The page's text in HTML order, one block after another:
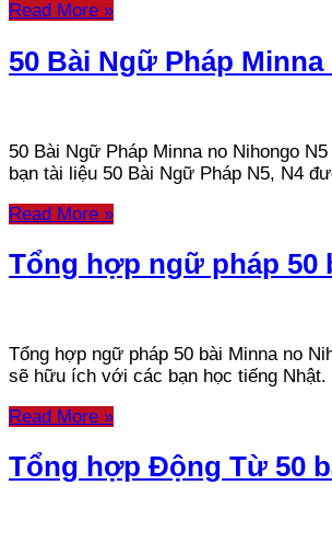
Read More »
50 Bài Ngữ Pháp
50 Bài Ngữ Pháp Minna no Nihongo
bạn tài liệu 50 Bài Ngữ Pháp N5, N4
Read More »
Tổng hợp ngữ pháp 50
Tổng hợp ngữ pháp 50 bài Minna no
sẽ hữu ích với các bạn học tiếng
Read More »
Tổng hợp Động Từ 50